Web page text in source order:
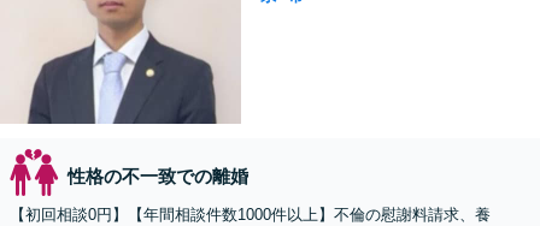
性格の不一致での離婚
【初回相談0円】【年間相談件数1000件以上】不倫の慰謝料請求、養